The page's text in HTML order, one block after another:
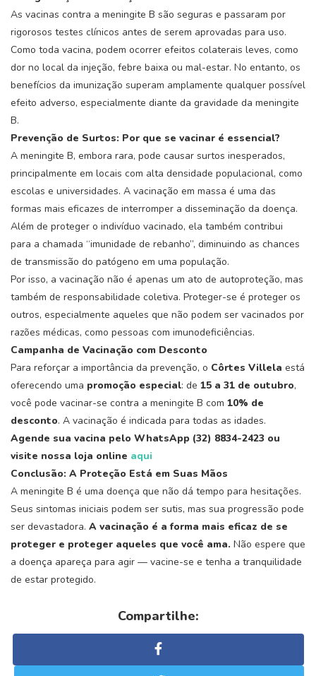
As vacinas contra a meningite B são seguras e passaram por
rigorosos testes clínicos antes de serem aprovadas para uso.
Como toda vacina, podem ocorrer efeitos colaterais leves, como
dor no local da injeção, febre baixa ou mal-estar. No entanto, os
benefícios da imunização superam amplamente qualquer possível
efeito adverso, especialmente diante da gravidade da meningite
B.
Prevenção de Surtos: Por que se vacinar é essencial?
A meningite B, embora rara, pode causar surtos inesperados,
principalmente em locais com alta densidade populacional, como
escolas e universidades. A vacinação em massa é uma das
formas mais eficazes de interromper a disseminação da doença.
Além de proteger o indivíduo vacinado, ela também contribui
para a chamada “imunidade de rebanho”, diminuindo as chances
de transmissão do patógeno em uma população.
Por isso, a vacinação não é apenas um ato de autoproteção, mas
também de responsabilidade coletiva. Proteger-se é proteger os
outros, especialmente aqueles que não podem ser vacinados por
razões médicas, como pessoas com imunodeficiências.
Campanha de Vacinação com Desconto
Para reforçar a importância da prevenção, o Côrtes Villela está
oferecendo uma promoção especial: de 15 a 31 de outubro,
você pode vacinar-se contra a meningite B com 10% de
desconto. A vacinação é indicada para todas as idades.
Agende sua vacina pelo WhatsApp (32) 8834-2423 ou
visite nossa loja online aqui
Conclusão: A Proteção Está em Suas Mãos
A meningite B é uma doença que não dá tempo para hesitações.
Seus sintomas iniciais podem ser sutis, mas sua progressão pode
ser devastadora. A vacinação é a forma mais eficaz de se
proteger e proteger aqueles que você ama. Não espere que
a doença apareça para agir — vacine-se e tenha a tranquilidade
de estar protegido.
Compartilhe: